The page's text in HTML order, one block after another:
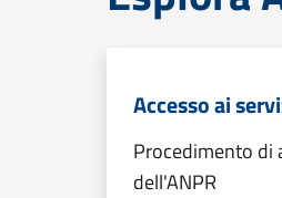
Accesso ai
Procedimento di
dell'ANPR